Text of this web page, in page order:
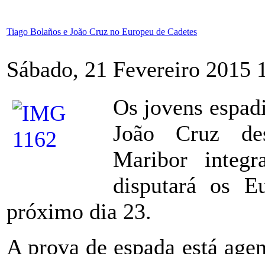
Tiago Bolaños e João Cruz no Europeu de Cadetes
Sábado, 21 Fevereiro 2015
Os jovens
João Cruz
Maribor
disputará os
próximo dia 23.
A prova de espada está